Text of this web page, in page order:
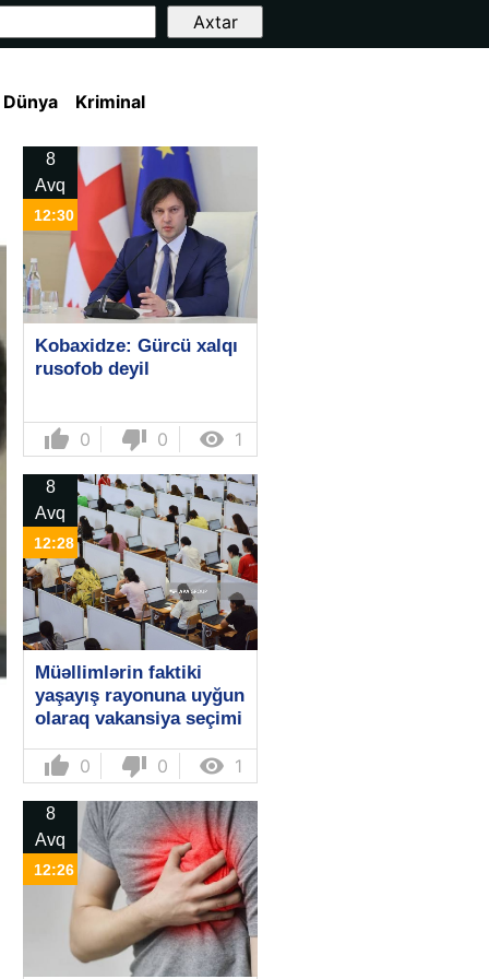
Dünya Kriminal
8
Avq
12:30
Kobaxidze: Gürcü xalqı
rusofob deyil
thumb_up 0 thumb_down 0  1
8
Avq
12:28
Müəllimlərin faktiki
yaşayış rayonuna uyğun
olaraq vakansiya seçimi
thumb_up 0 thumb_down 0  1
8
Avq
12:26